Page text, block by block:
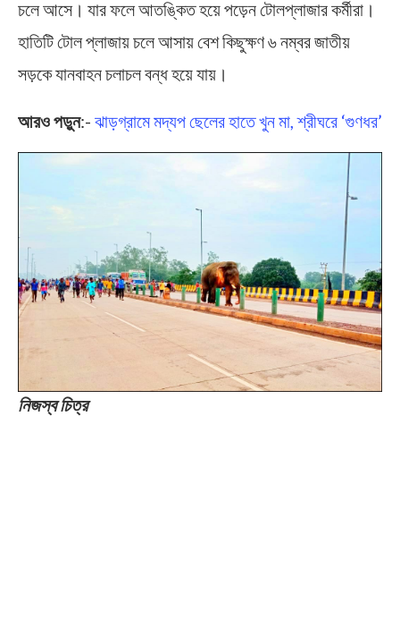
চলে আসে। যার ফলে আতঙ্কিত হয়ে পড়েন টোলপ্লাজার কর্মীরা।
হাতিটি টোল প্লাজায় চলে আসায় বেশ কিছুক্ষণ ৬ নম্বর জাতীয়
সড়কে যানবাহন চলাচল বন্ধ হয়ে যায়।
আরও পড়ুন:- ঝাড়গ্রামে মদ্যপ ছেলের হাতে খুন মা, শ্রীঘরে ‘গুণধর’
নিজস্ব চিত্র